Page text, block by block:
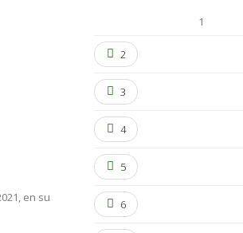
en su
1
2
3
4
5
6